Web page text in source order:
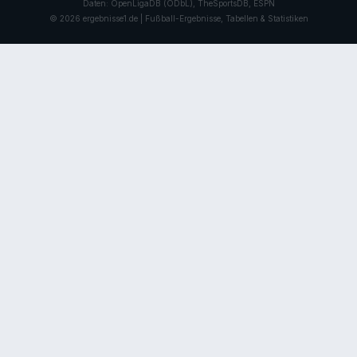
Daten: OpenLigaDB (ODbL), TheSportsDB, ESPN
© 2026 ergebnisse1.de | Fußball-Ergebnisse, Tabellen & Statistiken